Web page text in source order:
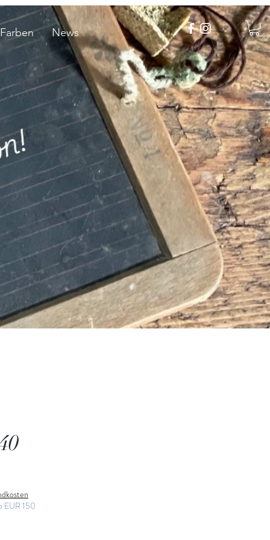
News
EUR 150